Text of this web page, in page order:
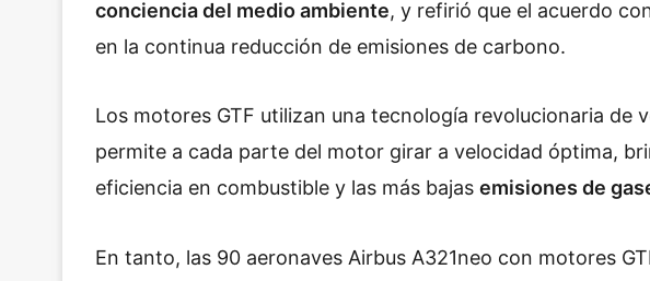
conciencia del medio ambiente, y refirió que el acuerdo
en la continua reducción de emisiones de carbono.
Los motores GTF utilizan una tecnología revolucionaria de
permite a cada parte del motor girar a velocidad óptima,
eficiencia en combustible y las más bajas emisiones de
En tanto, las 90 aeronaves Airbus A321neo con motores